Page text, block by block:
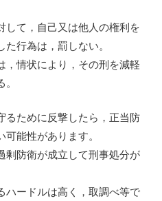
て，自己又は他人の権利を
行為は，罰しない。
情状により，その刑を減軽
るために反撃したら，正当防
能性があります。
剰防衛が成立して刑事処分が
ハードルは高く，取調べ等で